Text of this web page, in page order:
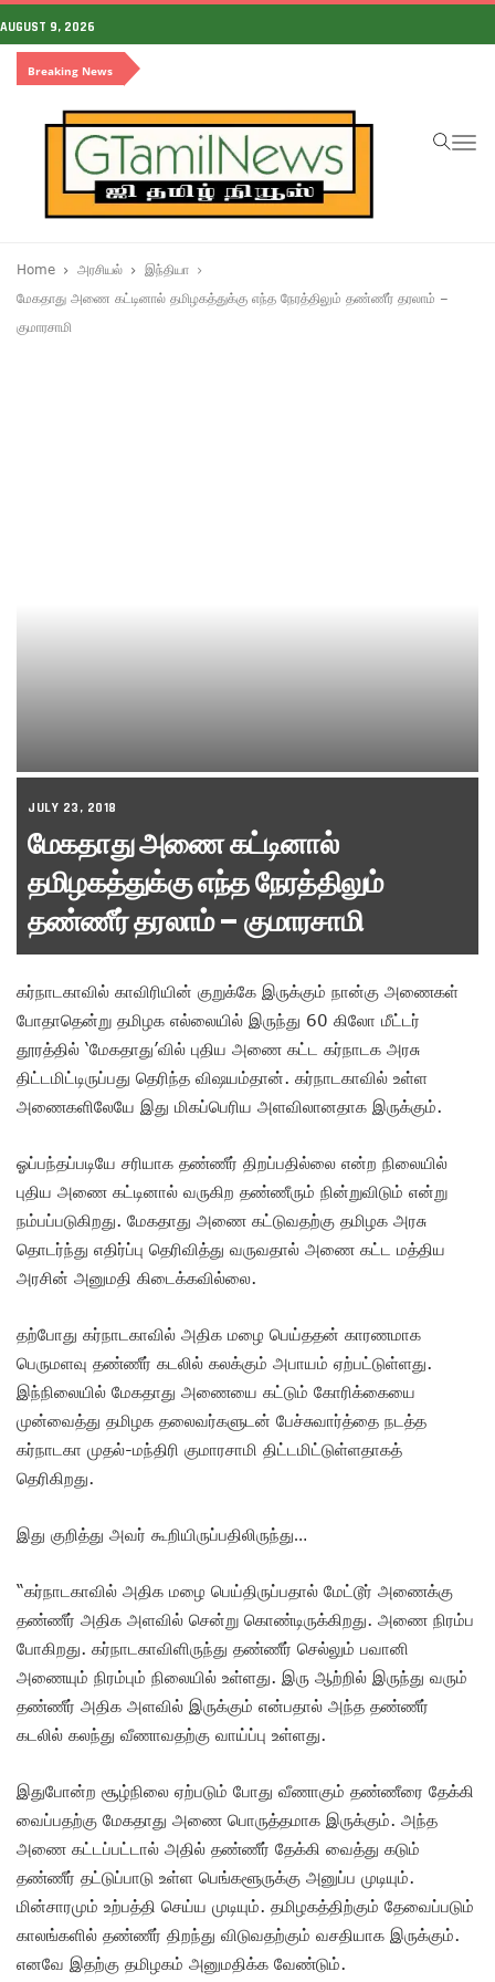
AUGUST 9, 2026
Breaking News
Home அரசியல்
இந்தியா
மேகதாது அணை கட்டினால் தமிழகத்துக்கு எந்த நேரத்திலும் தண்ணீர் தரலாம் –
குமாரசாமி
JULY 23, 2018
மேகதாது அணை கட்டினால்
தமிழகத்துக்கு எந்த நேரத்திலும்
தண்ணீர் தரலாம் – குமாரசாமி
கர்நாடகாவில் காவிரியின் குறுக்கே இருக்கும் நான்கு அணைகள்
போதாதென்று தமிழக எல்லையில் இருந்து 60 கிலோ மீட்டர்
தூரத்தில் ‘மேகதாது’வில் புதிய அணை கட்ட கர்நாடக அரசு
திட்டமிட்டிருப்பது தெரிந்த விஷயம்தான். கர்நாடகாவில் உள்ள
அணைகளிலேயே இது மிகப்பெரிய அளவிலானதாக இருக்கும்.
ஓப்பந்தப்படியே சரியாக தண்ணீர் திறப்பதில்லை என்ற நிலையில்
புதிய அணை கட்டினால் வருகிற தண்ணீரும் நின்றுவிடும் என்று
நம்பப்படுகிறது. மேகதாது அணை கட்டுவதற்கு தமிழக அரசு
தொடர்ந்து எதிர்ப்பு தெரிவித்து வருவதால் அணை கட்ட மத்திய
அரசின் அனுமதி கிடைக்கவில்லை.
தற்போது கர்நாடகாவில் அதிக மழை பெய்ததன் காரணமாக
பெருமளவு தண்ணீர் கடலில் கலக்கும் அபாயம் ஏற்பட்டுள்ளது.
இந்நிலையில் மேகதாது அணையை கட்டும் கோரிக்கையை
முன்வைத்து தமிழக தலைவர்களுடன் பேச்சுவார்த்தை நடத்த
கர்நாடகா முதல்-மந்திரி குமாரசாமி திட்டமிட்டுள்ளதாகத்
தெரிகிறது.
இது குறித்து அவர் கூறியிருப்பதிலிருந்து…
“கர்நாடகாவில் அதிக மழை பெய்திருப்பதால் மேட்டூர் அணைக்கு
தண்ணீர் அதிக அளவில் சென்று கொண்டிருக்கிறது. அணை நிரம்ப
போகிறது. கர்நாடகாவிளிருந்து தண்ணீர் செல்லும் பவானி
அணையும் நிரம்பும் நிலையில் உள்ளது. இரு ஆற்றில் இருந்து வரும்
தண்ணீர் அதிக அளவில் இருக்கும் என்பதால் அந்த தண்ணீர்
கடலில் கலந்து வீணாவதற்கு வாய்ப்பு உள்ளது.
இதுபோன்ற சூழ்நிலை ஏற்படும் போது வீணாகும் தண்ணீரை தேக்கி
வைப்பதற்கு மேகதாது அணை பொருத்தமாக இருக்கும். அந்த
அணை கட்டப்பட்டால் அதில் தண்ணீர் தேக்கி வைத்து கடும்
தண்ணீர் தட்டுப்பாடு உள்ள பெங்களூருக்கு அனுப்ப முடியும்.
மின்சாரமும் உற்பத்தி செய்ய முடியும். தமிழகத்திற்கும் தேவைப்படும்
காலங்களில் தண்ணீர் திறந்து விடுவதற்கும் வசதியாக இருக்கும்.
எனவே இதற்கு தமிழகம் அனுமதிக்க வேண்டும்.